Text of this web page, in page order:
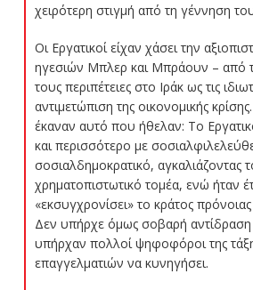
χειρότερη στιγμή από τη γέννηση
Οι Εργατικοί είχαν χάσει την
ηγεσιών Μπλερ και Μπράουν – από
τους περιπέτειες στο Ιράκ ως τις
αντιμετώπιση της οικονομικής
έκαναν αυτό που ήθελαν: Το
και περισσότερο με
σοσιαλδημοκρατικό, αγκαλιάζοντας
χρηματοπιστωτικό τομέα, ενώ ήταν
«εκσυγχρονίσει» το κράτος πρόνοιας
Δεν υπήρχε όμως σοβαρή αντίδραση
υπήρχαν πολλοί ψηφοφόροι της
επαγγελματιών να κυνηγήσει.